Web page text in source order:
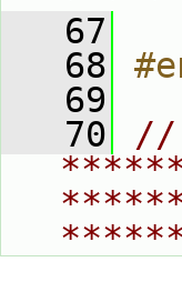
   67
   68
   69
   70
//